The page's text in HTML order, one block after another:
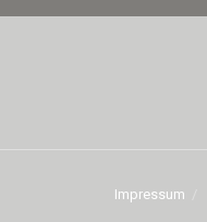
Impressum